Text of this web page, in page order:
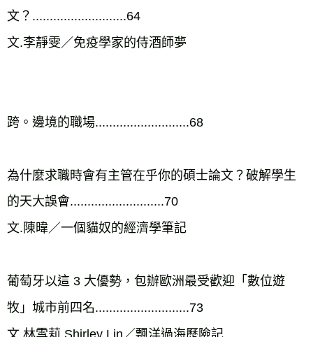
文？...........................64
文.李靜雯／免疫學家的侍酒師夢
跨。邊境的職場...........................68
為什麼求職時會有主管在乎你的碩士論文？破解學生
的天大誤會...........................70
文.陳暐／一個貓奴的經濟學筆記
葡萄牙以這 3 大優勢，包辦歐洲最受歡迎「數位遊
牧」城市前四名...........................73
文.林雪莉 Shirley Lin／飄洋過海歷險記